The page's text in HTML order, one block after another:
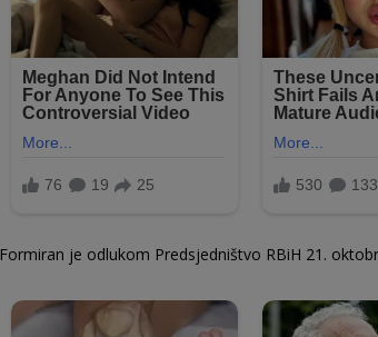
Formiran je odlukom Predsjedništvo RBiH 21.